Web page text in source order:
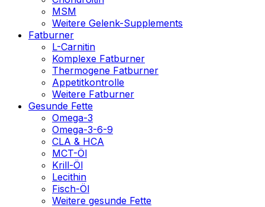
MSM
Weitere Gelenk-Supplements
Fatburner
L-Carnitin
Komplexe Fatburner
Thermogene Fatburner
Appetitkontrolle
Weitere Fatburner
Gesunde Fette
Omega-3
Omega-3-6-9
CLA & HCA
MCT-Öl
Krill-Öl
Lecithin
Fisch-Öl
Weitere gesunde Fette